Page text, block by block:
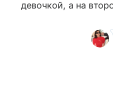
девочкой, а на